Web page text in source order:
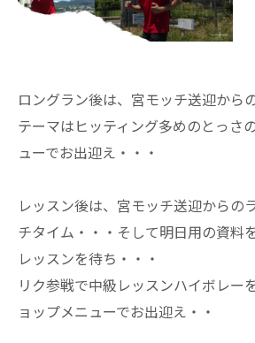
ロングラン後は、宮モッチ送迎から
テーマはヒッティング多めのとっさ
ューでお出迎え・・・
レッスン後は、宮モッチ送迎からの
チタイム・・・そして明日用の資料
レッスンを待ち・・・
リク参戦で中級レッスンハイボレー
ョップメニューでお出迎え・・